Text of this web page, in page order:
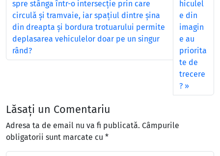
spre stânga într-o intersecţie prin care
circulă şi tramvaie, iar spaţiul dintre şina
din dreapta şi bordura trotuarului permite
deplasarea vehiculelor doar pe un singur
rând?
hiculel
e din
imagin
e au
priorita
te de
trecere
?
Lăsați un Comentariu
Adresa ta de email nu va fi publicată. Câmpurile
obligatorii sunt marcate cu *